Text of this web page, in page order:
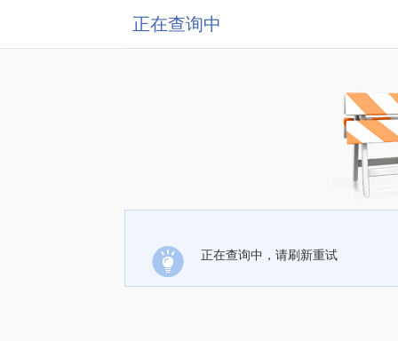
正在查询中
正在查询中，请刷新重试